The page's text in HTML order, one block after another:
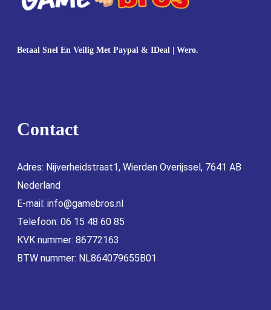
Betaal Snel En Veilig Met Paypal & IDeal | Wero.
Contact
Adres: Nijverheidstraat1, Wierden Overijssel, 7641 AB
Nederland
E-mail: info@gamebros.nl
Telefoon: 06 15 48 60 85
KVK nummer: 86772163
BTW nummer: NL864079655B01